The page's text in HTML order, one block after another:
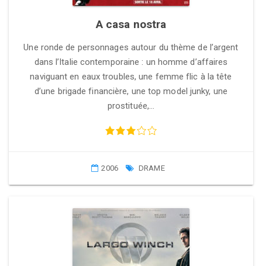
A casa nostra
Une ronde de personnages autour du thème de l’argent
dans l’Italie contemporaine : un homme d’affaires
naviguant en eaux troubles, une femme flic à la tête
d’une brigade financière, une top model junky, une
prostituée,…
2006 DRAME